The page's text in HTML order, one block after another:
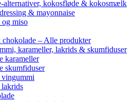
alternativer, kokosfløde & kokosmælk
& mayonnaise
og miso
– Alle produkter
karameller, lakrids & skumfiduser
karameller
skumfiduser
vingummi
lakrids